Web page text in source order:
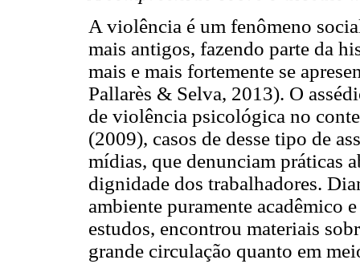
A violência é um fenômeno
mais antigos, fazendo parte da
mais e mais fortemente se
Pallarès & Selva, 2013). O
de violência psicológica no
(2009), casos de desse tipo de
mídias, que denunciam práticas
dignidade dos trabalhadores.
ambiente puramente acadêmico
estudos, encontrou materiais
grande circulação quanto em